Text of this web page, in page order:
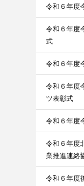
令和６年度
令和６年度
式
令和６年度
令和６年度
ツ表彰式
令和６年度
令和６年度
業推進連絡
令和６年度